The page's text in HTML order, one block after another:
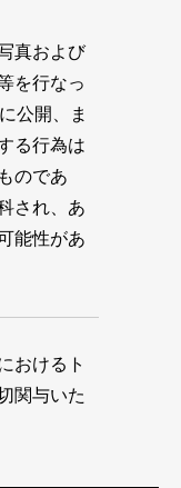
真および
を行なっ
公開、ま
る行為は
のであ
され、あ
能性があ
おけるト
関与いた